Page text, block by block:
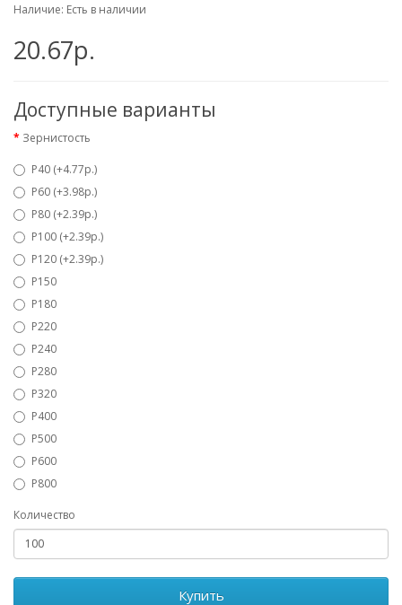
Наличие: Есть в наличии
20.67р.
Доступные варианты
Зернистость
Р40 (+4.77р.)
P60 (+3.98р.)
P80 (+2.39р.)
P100 (+2.39р.)
Р120 (+2.39р.)
Р150
Р180
Р220
Р240
Р280
Р320
Р400
Р500
Р600
Р800
Количество
Купить